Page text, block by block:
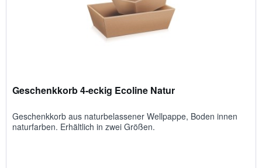
Geschenkkorb 4-eckig Ecoline Natur
Geschenk­korb aus natur­be­lassener Well­pappe, Boden innen
natur­farben. Erhältlich in zwei Größen.